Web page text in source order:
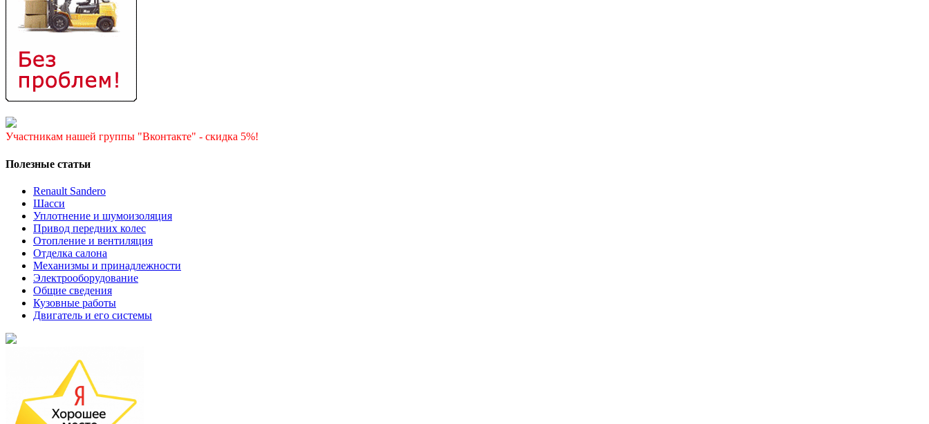
Участникам нашей группы "Вконтакте" - скидка 5%!
Полезные статьи
Renault Sandero
Шасси
Уплотнение и шумоизоляция
Привод передних колес
Отопление и вентиляция
Отделка салона
Механизмы и принадлежности
Электрооборудование
Общие сведения
Кузовные работы
Двигатель и его системы